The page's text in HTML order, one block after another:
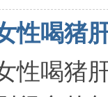
性喝猪
性喝猪